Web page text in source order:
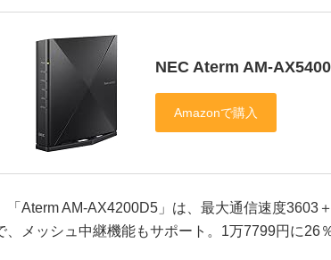
NEC Aterm AM-
「Aterm AM-AX4200D5」は、最大通信速度3603
、メッシュ中継機能もサポート。1万7799円に26